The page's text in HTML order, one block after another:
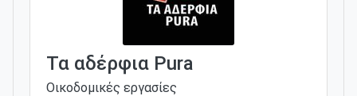
Τα αδέρφια Pura
Οικοδομικές εργασίες